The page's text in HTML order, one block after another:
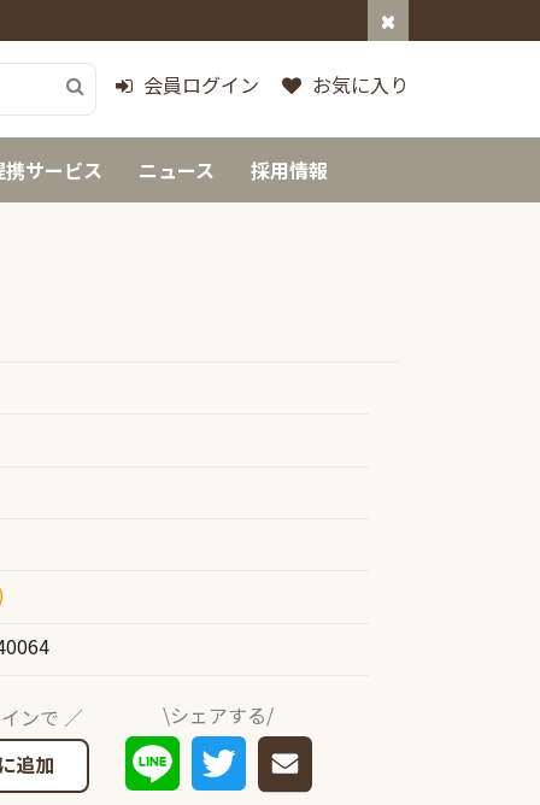
会員ログイン お気に入り
携サービス ニュース 採用情報
ンで ／
追加
\シェアする/